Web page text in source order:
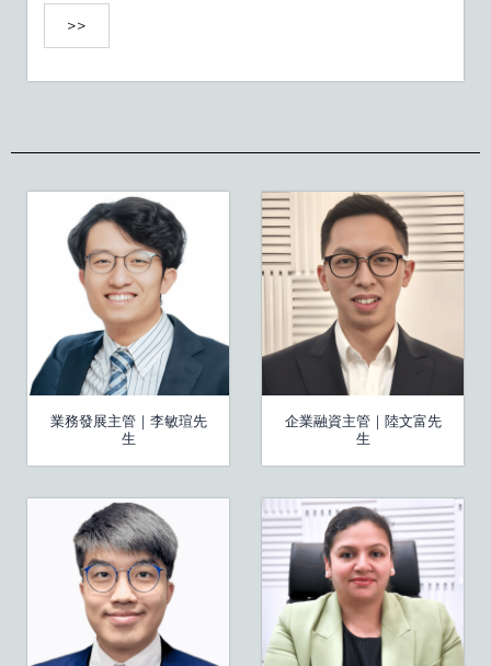
>>
業務發展主管｜李敏瑄先
生
企業融資主管｜陸文富先
生